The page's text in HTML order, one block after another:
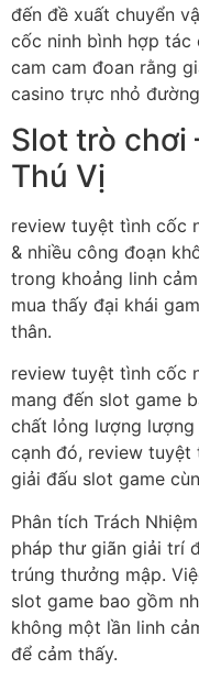
đến đề xuất chuyển
cốc ninh bình hợp tác
cam cam đoan rằng
casino trực nhỏ
Slot trò chơi
Thú Vị
review tuyệt tình cốc
& nhiều công đoạn
trong khoảng linh
mua thấy đại khái
thân.
review tuyệt tình cốc
mang đến slot game
chất lỏng lượng
cạnh đó, review tuyệt
giải đấu slot game
Phân tích Trách
pháp thư giãn giải trí
trúng thưởng mập.
slot game bao gồm
không một lần linh
để cảm thấy.